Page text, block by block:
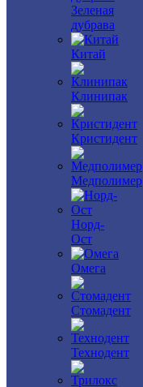
Зеленая
дубрава
Китай
Клинипак
Кристидент
Медполимер
Норд-
Ост
Омега
Стомадент
Технодент